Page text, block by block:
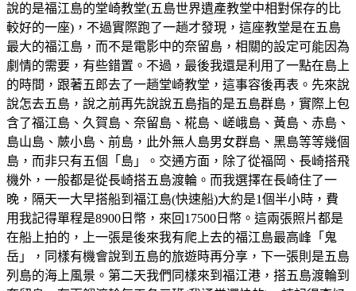
說的是福江島的堂崎教堂(五島世界遺產教堂中相對保存的比
較好的一座)，不過實際跑了一趟才發現，這座教堂是在五島
最大的福江島，而不是電影中的奈留島，相關的設定可能因為
劇情的需要，有些錯置。不過，最後我還是利用了一點在島上
的時間，跟著五郎去了一趟堂崎教堂，這事容後再表。先來說
說怎去五島，說之前再先說說五島指的是五島群島，實際上包
含了福江島、久賀島、奈留島、椛島、嵯峨島、黃島、赤島、
島山島、蕨小島、前島，此外無人島男女群島、黑島等等幾個
島，而非只有五個「島」。交通方面，除了從福岡、長崎搭飛
機外，一般都是從長崎搭五島渡輪。而我選擇在長崎住了一
晚，隔天一大早搭船到福江島(快速船)大約是1個半小時，費
用我記得單程是8900日幣，來回17500日幣。這兩張照片都是
在船上拍的，上一張是後來我有爬上去的福江島最高峰「鬼
岳」，同樣有機會說到五島的旅遊時再分享，下一張則是五島
列島的海上風景。第二天我們同樣來到福江港，搭五島渡輪到